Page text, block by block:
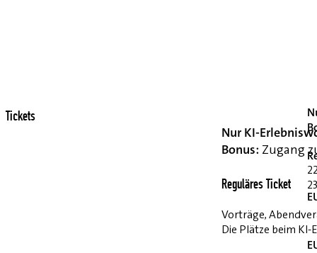
Nur KI-
Bonus: Zugang
Reguläres Ticket
Vorträge,
Die Plätze beim
Tickets